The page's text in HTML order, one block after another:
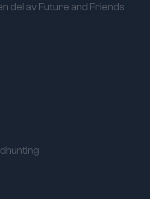
del avFuture and Friends